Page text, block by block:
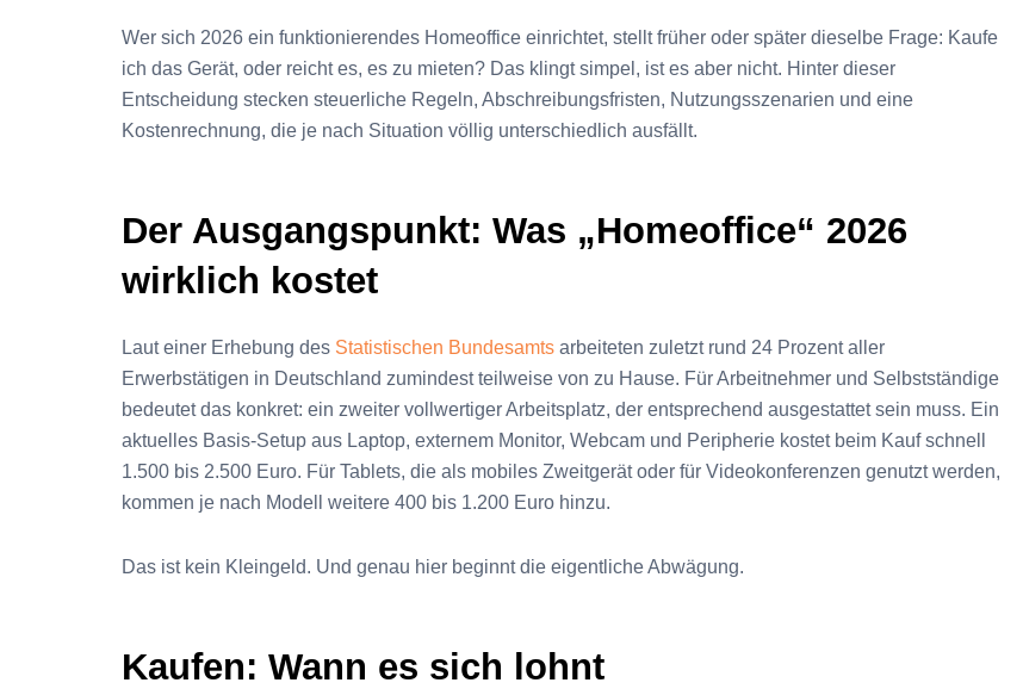
Wer sich 2026 ein funktionierendes Homeoffice einrichtet, stellt früher oder später dieselbe Frage: Kaufe
ich das Gerät, oder reicht es, es zu mieten? Das klingt simpel, ist es aber nicht. Hinter dieser
Entscheidung stecken steuerliche Regeln, Abschreibungsfristen, Nutzungsszenarien und eine
Kostenrechnung, die je nach Situation völlig unterschiedlich ausfällt.
Der Ausgangspunkt: Was „Homeoffice“ 2026
wirklich kostet
Laut einer Erhebung des Statistischen Bundesamts arbeiteten zuletzt rund 24 Prozent aller
Erwerbstätigen in Deutschland zumindest teilweise von zu Hause. Für Arbeitnehmer und Selbstständige
bedeutet das konkret: ein zweiter vollwertiger Arbeitsplatz, der entsprechend ausgestattet sein muss. Ein
aktuelles Basis-Setup aus Laptop, externem Monitor, Webcam und Peripherie kostet beim Kauf schnell
1.500 bis 2.500 Euro. Für Tablets, die als mobiles Zweitgerät oder für Videokonferenzen genutzt werden,
kommen je nach Modell weitere 400 bis 1.200 Euro hinzu.
Das ist kein Kleingeld. Und genau hier beginnt die eigentliche Abwägung.
Kaufen: Wann es sich lohnt